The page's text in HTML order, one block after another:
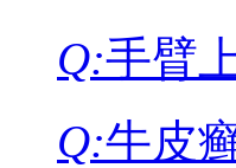
Q:手臂
Q:牛皮